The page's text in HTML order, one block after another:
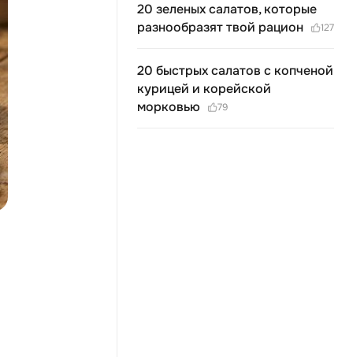
20 зеленых салатов, которые
разнообразят твой рацион
127
20 быстрых салатов с копченой
курицей и корейской
морковью
79